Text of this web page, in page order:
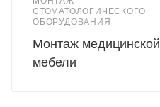
СТОМАТОЛОГИЧЕСКОГО
ОБОРУДОВАНИЯ
Монтаж медицинской
мебели